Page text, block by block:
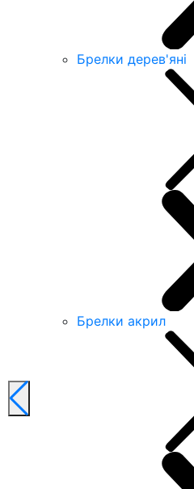
Брелки дерев'яні
Брелки акрил